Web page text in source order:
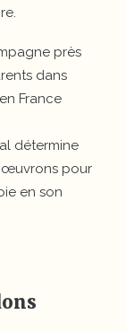
près
dans
France
détermine
œuvrons pour
en son